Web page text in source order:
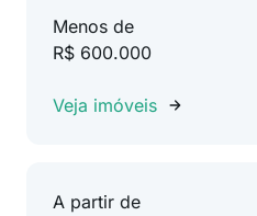
Menos de
R$ 600.000
Veja imóveis
A partir de